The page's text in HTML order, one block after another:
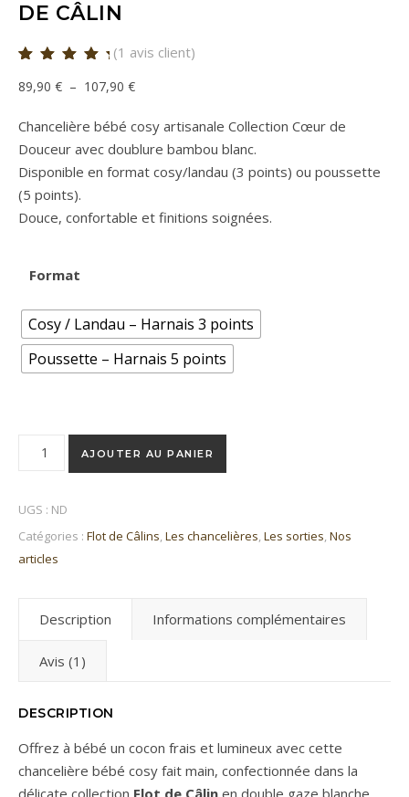
DE CÂLIN
sur 5 basé
(1 avis client)
89,90 € – 107,90 €Plage de prix : 89,90 € à 107,90 €
Chancelière bébé cosy artisanale Collection Cœur de
Douceur avec doublure bambou blanc.
Disponible en format cosy/landau (3 points) ou poussette
(5 points).
Douce, confortable et finitions soignées.
Format
Cosy / Landau – Harnais 3 points
Poussette – Harnais 5 points
quantité de Chancelière bébé cosy ou poussette Collection
AJOUTER AU PANIER
UGS : ND
Catégories : Flot de Câlins,Les chancelières,Les sorties,Nos
articles
Description Informations complémentaires
Avis (1)
DESCRIPTION
Offrez à bébé un cocon frais et lumineux avec cette
chancelière bébé cosy fait main, confectionnée dans la